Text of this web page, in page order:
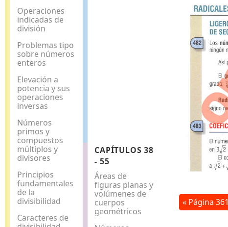
Operaciones
indicadas de
división
Problemas tipo
sobre números
enteros
Elevación a
potencia y sus
operaciones
inversas
Números
primos y
compuestos
múltiplos y
divisores
Principios
fundamentales
de la
divisibilidad
Caracteres de
CAPÍTULOS 38
- 55
Áreas de
figuras planas y
volúmenes de
cuerpos
geométricos
« Página 361